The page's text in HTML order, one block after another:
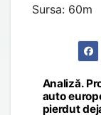
Sursa: 60m
Post
Analiză.
auto
pierdut